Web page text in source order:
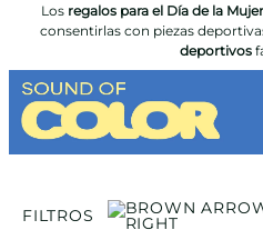
Los regalos para el Día de la Mujer
consentirlas con piezas
deportivos
FILTROS